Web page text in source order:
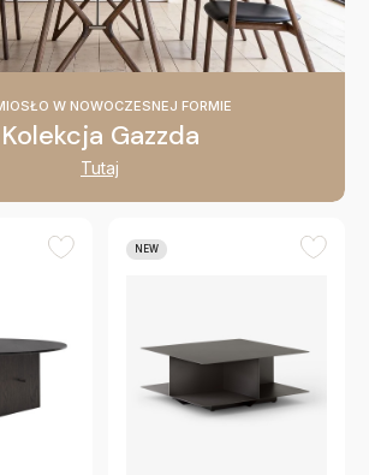
W NOWOCZESNEJ FORMIE
Kolekcja Gazzda
Tutaj
NEW